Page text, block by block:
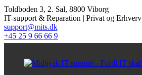
Toldboden 3, 2. Sal, 8800 Viborg
IT-support & Reparation | Privat og Erhverv
support@mits.dk
+45 25 9 66 66 9